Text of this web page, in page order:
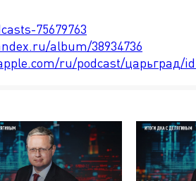
75679763
album/38934736
ru/podcast/царьград/